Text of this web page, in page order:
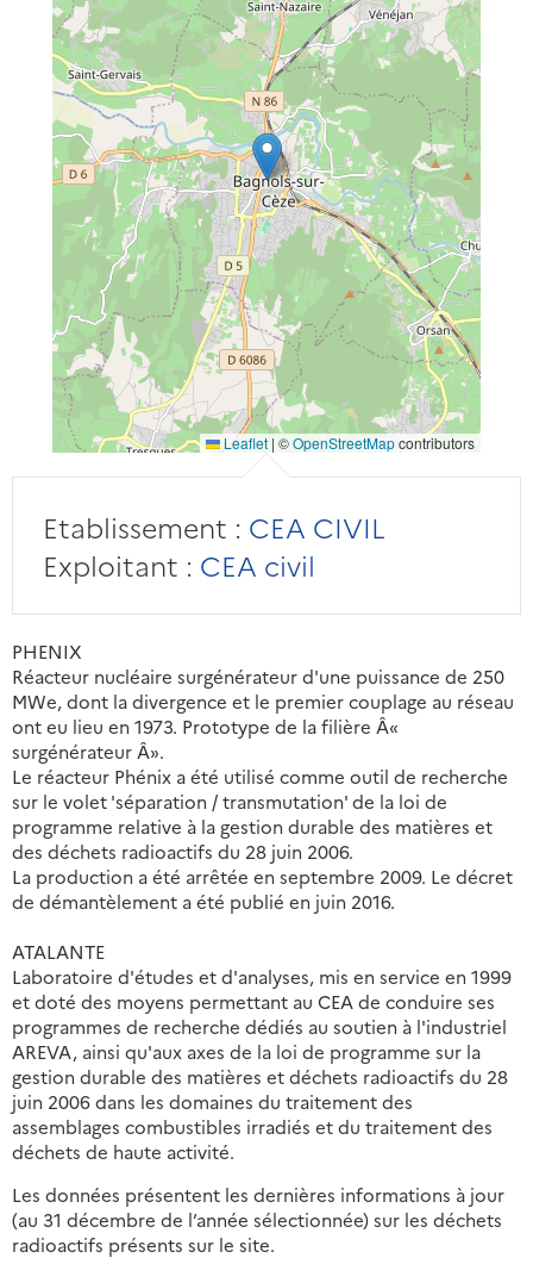
Leaflet | ©OpenStreetMapcontributors
Etablissement : CEA CIVIL
Exploitant : CEA civil
PHENIX
Réacteur nucléaire surgénérateur d'une puissance de 250
MWe, dont la divergence et le premier couplage au réseau
ont eu lieu en 1973. Prototype de la filière Â«
surgénérateur Â».
Le réacteur Phénix a été utilisé comme outil de recherche
sur le volet 'séparation / transmutation' de la loi de
programme relative à la gestion durable des matières et
des déchets radioactifs du 28 juin 2006.
La production a été arrêtée en septembre 2009. Le décret
de démantèlement a été publié en juin 2016.
ATALANTE
Laboratoire d'études et d'analyses, mis en service en 1999
et doté des moyens permettant au CEA de conduire ses
programmes de recherche dédiés au soutien à l'industriel
AREVA, ainsi qu'aux axes de la loi de programme sur la
gestion durable des matières et déchets radioactifs du 28
juin 2006 dans les domaines du traitement des
assemblages combustibles irradiés et du traitement des
déchets de haute activité.
Les données présentent les dernières informations à jour
(au 31 décembre de l’année sélectionnée) sur les déchets
radioactifs présents sur le site.